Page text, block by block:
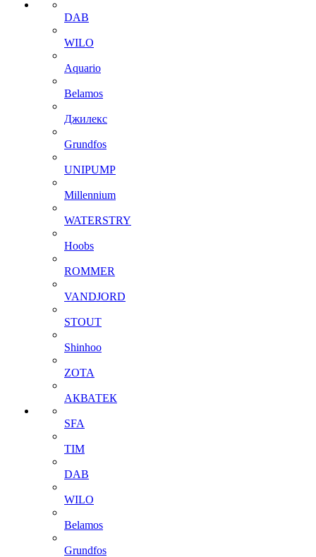
DAB
WILO
Aquario
Belamos
Джилекс
Grundfos
UNIPUMP
Millennium
WATERSTRY
Hoobs
ROMMER
VANDJORD
STOUT
Shinhoo
ZOTA
АКВАТЕК
SFA
TIM
DAB
WILO
Belamos
Grundfos